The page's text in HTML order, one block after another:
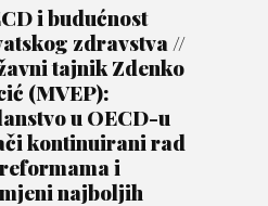
i budućnost
zdravstva //
tajnik Zdenko
(MVEP):
u OECD-u
kontinuirani rad
i
najboljih